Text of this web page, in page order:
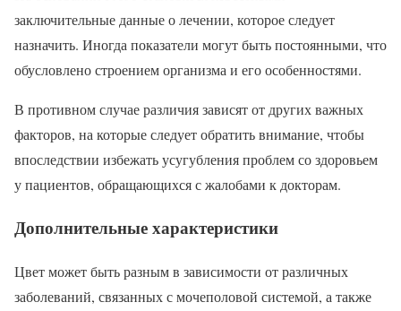
заключительные данные о лечении, которое следует
назначить. Иногда показатели могут быть постоянными, что
обусловлено строением организма и его особенностями.
В противном случае различия зависят от других важных
факторов, на которые следует обратить внимание, чтобы
впоследствии избежать усугубления проблем со здоровьем
у пациентов, обращающихся с жалобами к докторам.
Дополнительные характеристики
Цвет может быть разным в зависимости от различных
заболеваний, связанных с мочеполовой системой, а также